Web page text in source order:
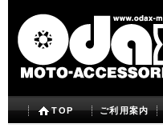
TOP ご利用案内